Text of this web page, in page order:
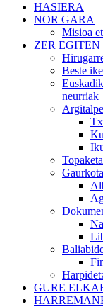
HASIERA
NOR GARA
Misioa
ZER
Beste
neurriak
GURE